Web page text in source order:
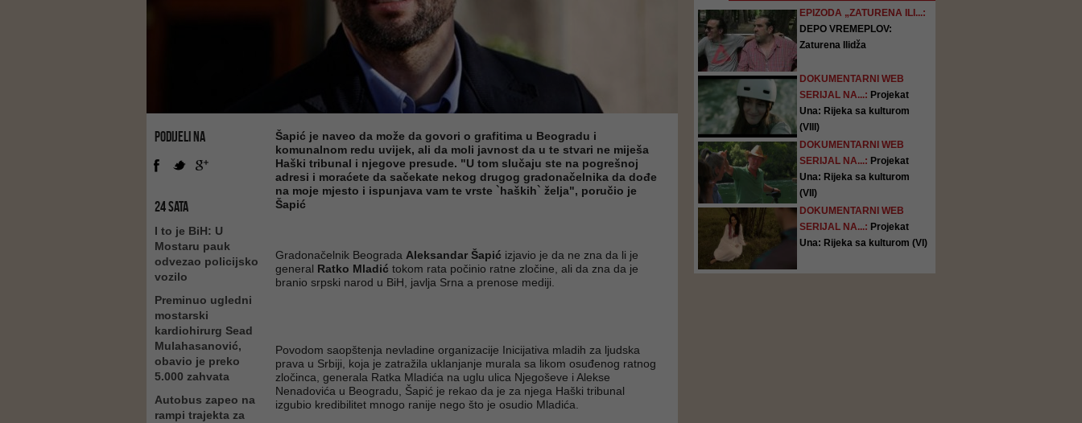
PODIJELI NA
24 SATA
I to je BiH: U
Mostaru pauk
odvezao policijsko
vozilo
Preminuo ugledni
mostarski
kardiohirurg Sead
Mulahasanović,
obavio je preko
5.000 zahvata
Autobus zapeo na
rampi trajekta za
Šapić je naveo da može da govori o grafitima u Beogradu i
komunalnom redu uvijek, ali da moli javnost da u te stvari ne miješa
Haški tribunal i njegove presude. "U tom slučaju ste na pogrešnoj
adresi i moraćete da sačekate nekog drugog gradonačelnika da dođe
na moje mjesto i ispunjava vam te vrste `haških` želja", poručio je
Šapić
Gradonačelnik Beograda Aleksandar Šapić izjavio je da ne zna da li je
general Ratko Mladić tokom rata počinio ratne zločine, ali da zna da je
branio srpski narod u BiH, javlja Srna a prenose mediji.
Povodom saopštenja nevladine organizacije Inicijativa mladih za ljudska
prava u Srbiji, koja je zatražila uklanjanje murala sa likom osuđenog ratnog
zločinca, generala Ratka Mladića na uglu ulica Njegoševe i Alekse
Nenadovića u Beogradu, Šapić je rekao da je za njega Haški tribunal
izgubio kredibilitet mnogo ranije nego što je osudio Mladića.
EPIZODA „ZATURENA ILI...:
DEPO VREMEPLOV:
Zaturena Ilidža
DOKUMENTARNI WEB
SERIJAL NA...: Projekat
Una: Rijeka sa kulturom
(VIII)
DOKUMENTARNI WEB
SERIJAL NA...: Projekat
Una: Rijeka sa kulturom
(VII)
DOKUMENTARNI WEB
SERIJAL NA...: Projekat
Una: Rijeka sa kulturom (VI)